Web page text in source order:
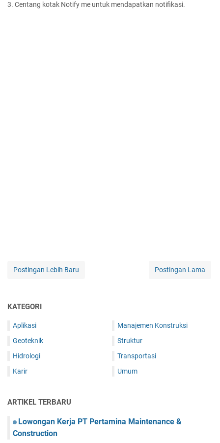
3. Centang kotak Notify me untuk mendapatkan notifikasi.
Postingan Lebih Baru Postingan Lama
KATEGORI
Aplikasi
Geoteknik
Hidrologi
Karir
Manajemen Konstruksi
Struktur
Transportasi
Umum
ARTIKEL TERBARU
Lowongan Kerja PT Pertamina Maintenance &
Construction